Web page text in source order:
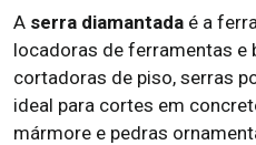
A serra diamantada é a
locadoras de ferramentas e
cortadoras de piso, serras
ideal para cortes em
mármore e pedras